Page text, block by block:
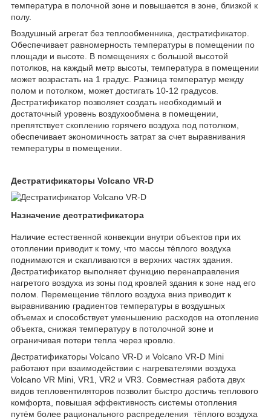
температура в полочной зоне и повышается в зоне, близкой к
полу.
Воздушный агрегат без теплообменника, дестратификатор.
Обеспечивает равномерность температуры в помещении по
площади и высоте. В помещениях с большой высотой
потолков, на каждый метр высоты, температура в помещении
может возрастать на 1 градус. Разница температур между
полом и потолком, может достигать 10-12 градусов.
Дестратификатор позволяет создать необходимый и
достаточный уровень воздухообмена в помещении,
препятствует скоплению горячего воздуха под потолком,
обеспечивает экономичность затрат за счет выравнивания
температуры в помещении.
Дестратификаторы Volcano VR-D
Назначение дестратификатора
Наличие естественной конвекции внутри объектов при их
отоплении приводит к тому, что массы тёплого воздуха
поднимаются и скапливаются в верхних частях здания.
Дестратификатор выполняет функцию перенаправления
нагретого воздуха из зоны под кровлей здания к зоне над его
полом. Перемещение тёплого воздуха вниз приводит к
выравниванию градиентов температуры в воздушных
объемах и способствует уменьшению расходов на отопление
объекта, снижая температуру в потолочной зоне и
ограничивая потери тепла через кровлю.
Дестратификаторы Volcano VR-D и Volcano VR-D Mini
работают при взаимодействии с нагревателями воздуха
Volcano VR Mini, VR1, VR2 и VR3. Совместная работа двух
видов тепловентиляторов позволит быстро достичь теплового
комфорта, повышая эффективность системы отопления
путём более рационального распределения тёплого воздуха